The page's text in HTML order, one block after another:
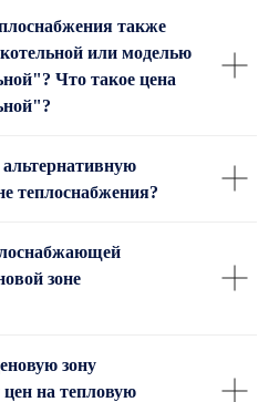
также
или моделью
Что такое цена
теплоснабжения?
зоне
зону
на тепловую